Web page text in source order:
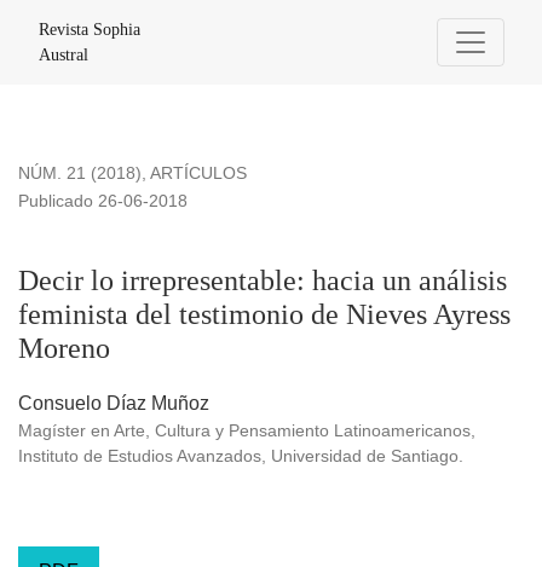
Revista Sophia
Austral
NÚM. 21 (2018), ARTÍCULOS
Decir lo irrepresentable: hacia un análisis
feminista del testimonio de Nieves Ayress
Moreno
Publicado 26-06-2018
Consuelo Díaz Muñoz
Magíster en Arte, Cultura y Pensamiento Latinoamericanos,
Instituto de Estudios Avanzados, Universidad de Santiago.